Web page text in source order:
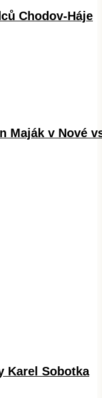
Chodov-Háje
Maják v Nové
Karel Sobotka